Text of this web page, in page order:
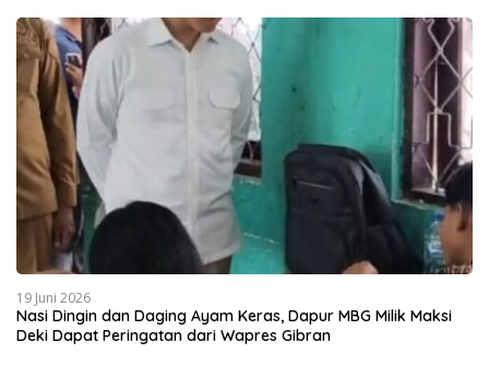
19 Juni 2026
Nasi Dingin dan Daging Ayam Keras, Dapur MBG Milik Maksi
Deki Dapat Peringatan dari Wapres Gibran